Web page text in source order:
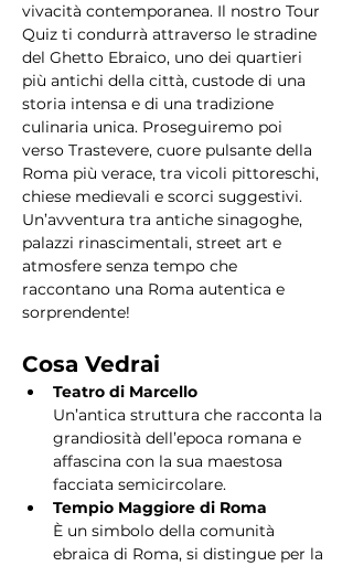
vivacità contemporanea. Il nostro Tour
Quiz ti condurrà attraverso le stradine
del Ghetto Ebraico, uno dei quartieri
più antichi della città, custode di una
storia intensa e di una tradizione
culinaria unica. Proseguiremo poi
verso Trastevere, cuore pulsante della
Roma più verace, tra vicoli pittoreschi,
chiese medievali e scorci suggestivi.
Un’avventura tra antiche sinagoghe,
palazzi rinascimentali, street art e
atmosfere senza tempo che
raccontano una Roma autentica e
sorprendente!
Cosa Vedrai
Teatro di Marcello
Un’antica struttura che racconta la
grandiosità dell’epoca romana e
affascina con la sua maestosa
facciata semicircolare.
Tempio Maggiore di Roma
È un simbolo della comunità
ebraica di Roma, si distingue per la